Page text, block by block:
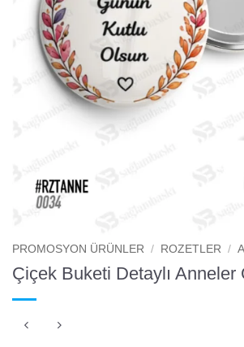
PROMOSYON ÜRÜNLER / ROZETLER /
Çiçek Buketi Detaylı Anneler